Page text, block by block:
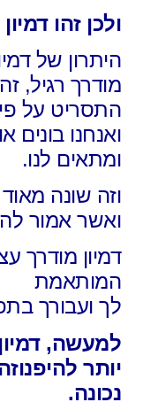
ולכן זהו
היתרון של
מודרך רגיל,
התסריט על פי
ואנחנו בונים
ומתאים לנו.
וזה שונה
ואשר אמור
דמיון מודרך
המותאמת
לך ועבורך
למעשה,
יותר
נכונה.